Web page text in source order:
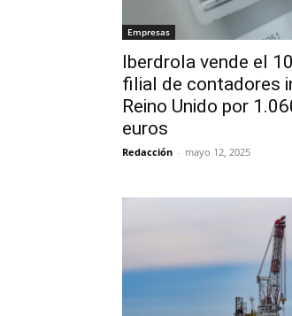
Empresas
Iberdrola vende el
filial de contadores
Reino Unido por
euros
Redacción - mayo 12, 2025